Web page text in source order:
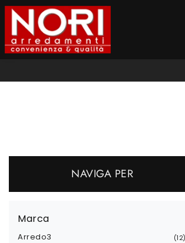
NAVIGA PER
Marca
Arredo3 12